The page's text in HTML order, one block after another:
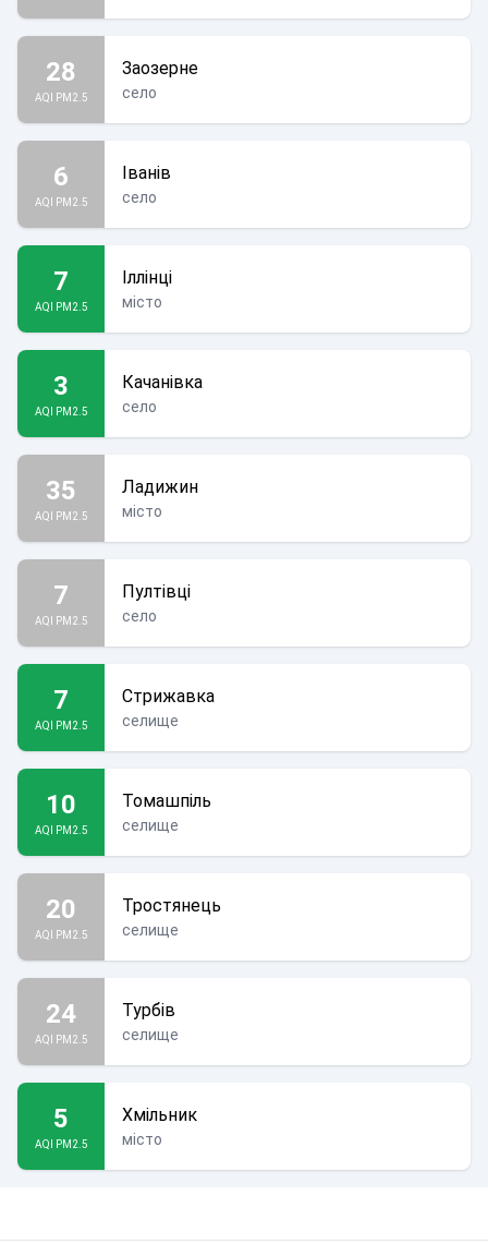
28
AQI PM2.5
Заозерне
село
6
AQI PM2.5
Іванів
село
7
AQI PM2.5
Іллінці
місто
3
AQI PM2.5
Качанівка
село
35
AQI PM2.5
Ладижин
місто
7
AQI PM2.5
Пултівці
село
7
AQI PM2.5
Стрижавка
селище
10
AQI PM2.5
Томашпіль
селище
20
AQI PM2.5
Тростянець
селище
24
AQI PM2.5
Турбів
селище
5
AQI PM2.5
Хмільник
місто